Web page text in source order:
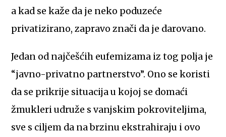
a kad se kaže da je neko poduzeće
privatizirano, zapravo znači da je darovano.
Jedan od najčešćih eufemizama iz tog polja je
“javno-privatno partnerstvo”. Ono se koristi
da se prikrije situacija u kojoj se domaći
žmukleri udruže s vanjskim pokroviteljima,
sve s ciljem da na brzinu ekstrahiraju i ovo